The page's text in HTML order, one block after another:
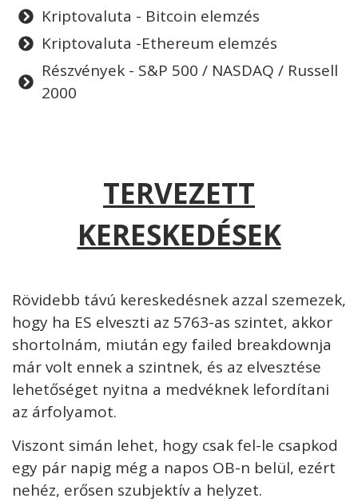
Kriptovaluta - Bitcoin elemzés
Kriptovaluta -Ethereum elemzés
Részvények - S&P 500 / NASDAQ / Russell
2000
TERVEZETT
KERESKEDÉSEK
Rövidebb távú kereskedésnek azzal szemezek,
hogy ha ES elveszti az 5763-as szintet, akkor
shortolnám, miután egy failed breakdownja
már volt ennek a szintnek, és az elvesztése
lehetőséget nyitna a medvéknek lefordítani
az árfolyamot.
Viszont simán lehet, hogy csak fel-le csapkod
egy pár napig még a napos OB-n belül, ezért
nehéz, erősen szubjektív a helyzet.